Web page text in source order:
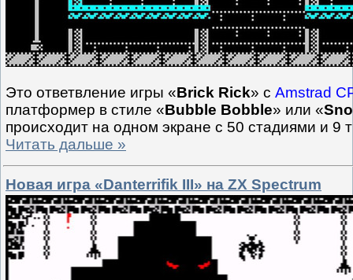
Это ответвление игры «Brick Rick» с Amstrad
платформер в стиле «Bubble Bobble» или «
происходит на одном экране с 50 стадиями и 9
Читать дальше »
Новая игра «Danterrifik III» на ZX Spectrum